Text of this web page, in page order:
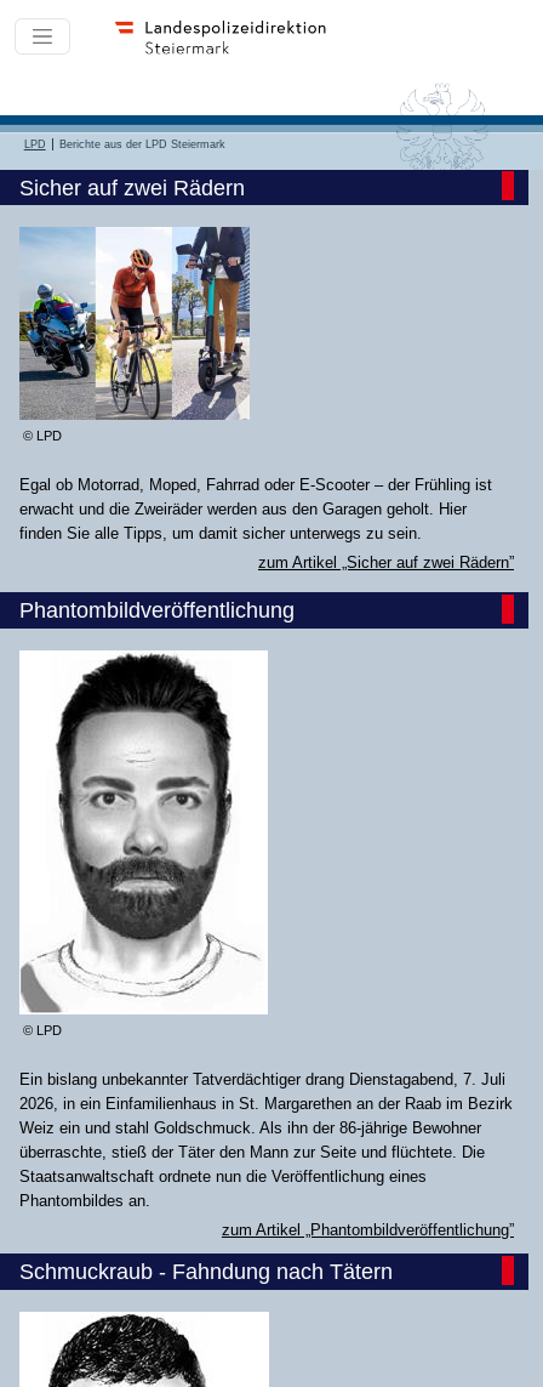
LPD Berichte aus der LPD Steiermark
Sicher auf zwei Rädern
© LPD
Egal ob Motorrad, Moped, Fahrrad oder E-Scooter – der Frühling ist
erwacht und die Zweiräder werden aus den Garagen geholt. Hier
finden Sie alle Tipps, um damit sicher unterwegs zu sein.
zum Artikel „Sicher auf zwei Rädern”
Phantombildveröffentlichung
© LPD
Ein bislang unbekannter Tatverdächtiger drang Dienstagabend, 7. Juli
2026, in ein Einfamilienhaus in St. Margarethen an der Raab im Bezirk
Weiz ein und stahl Goldschmuck. Als ihn der 86-jährige Bewohner
überraschte, stieß der Täter den Mann zur Seite und flüchtete. Die
Staatsanwaltschaft ordnete nun die Veröffentlichung eines
Phantombildes an.
zum Artikel „Phantombildveröffentlichung”
Schmuckraub - Fahndung nach Tätern